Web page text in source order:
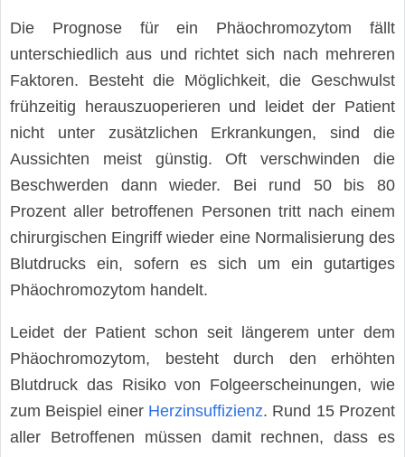
Die Prognose für ein Phäochromozytom fällt
unterschiedlich aus und richtet sich nach mehreren
Faktoren. Besteht die Möglichkeit, die Geschwulst
frühzeitig herauszuoperieren und leidet der Patient
nicht unter zusätzlichen Erkrankungen, sind die
Aussichten meist günstig. Oft verschwinden die
Beschwerden dann wieder. Bei rund 50 bis 80
Prozent aller betroffenen Personen tritt nach einem
chirurgischen Eingriff wieder eine Normalisierung des
Blutdrucks ein, sofern es sich um ein gutartiges
Phäochromozytom handelt.
Leidet der Patient schon seit längerem unter dem
Phäochromozytom, besteht durch den erhöhten
Blutdruck das Risiko von Folgeerscheinungen, wie
zum Beispiel einer Herzinsuffizienz. Rund 15 Prozent
aller Betroffenen müssen damit rechnen, dass es